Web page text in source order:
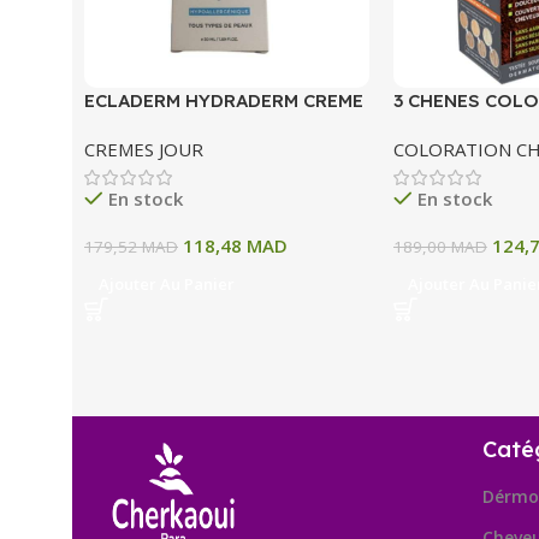
ECLADERM HYDRADERM CREME
ML
CREMES JOUR
En stock
179,52MAD 118,48 MAD
3 CHENES
A BLOND CLAIR
COLORATION
En stock
189,00MAD